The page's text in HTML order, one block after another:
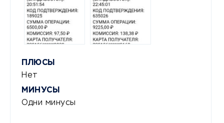
ПЛЮСЫ
Нет
МИНУСЫ
Одни минусы